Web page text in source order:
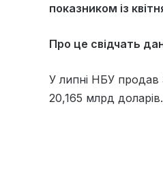
показником із
Про це свідчать
У липні НБУ продав
20,165 млрд доларів.